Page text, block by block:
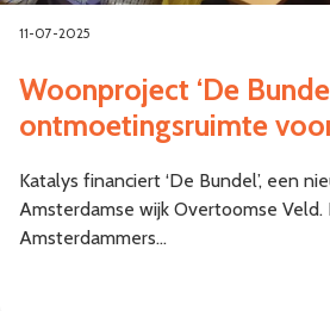
11-07-2025
Woonproject ‘De
ontmoetingsruimte
Katalys financiert ‘De Bundel’, een
Amsterdamse wijk Overtoomse Veld.
Amsterdammers…